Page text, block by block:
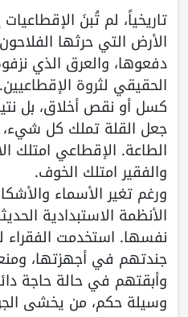
تاريخياً، لم تُبنَ
الأرض التي حرثها
دفعوها، والعرق الذي
الحقيقي لثروة
كسل أو نقص أخلاق، بل
جعل القلة تملك كل شيء،
الطاعة. الإقطاعي امتلك
والفقير امتلك الخوف.
ورغم تغير الأسماء
الأنظمة الاستبدادية
نفسها. استخدمت الفقراء
جندتهم في أجهزتها،
وأبقتهم في حالة حاجة
وسيلة حكم، من يخشى